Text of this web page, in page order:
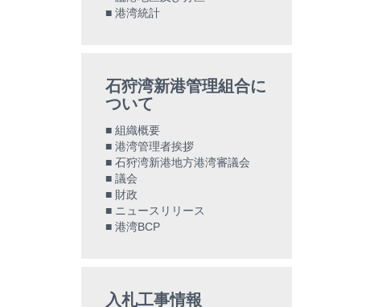
港湾統計
石狩湾新港管理組合に
ついて
組織概要
港湾管理者挨拶
石狩湾新港地方港湾審議会
議会
財政
ニュースリリース
港湾BCP
入札工事情報